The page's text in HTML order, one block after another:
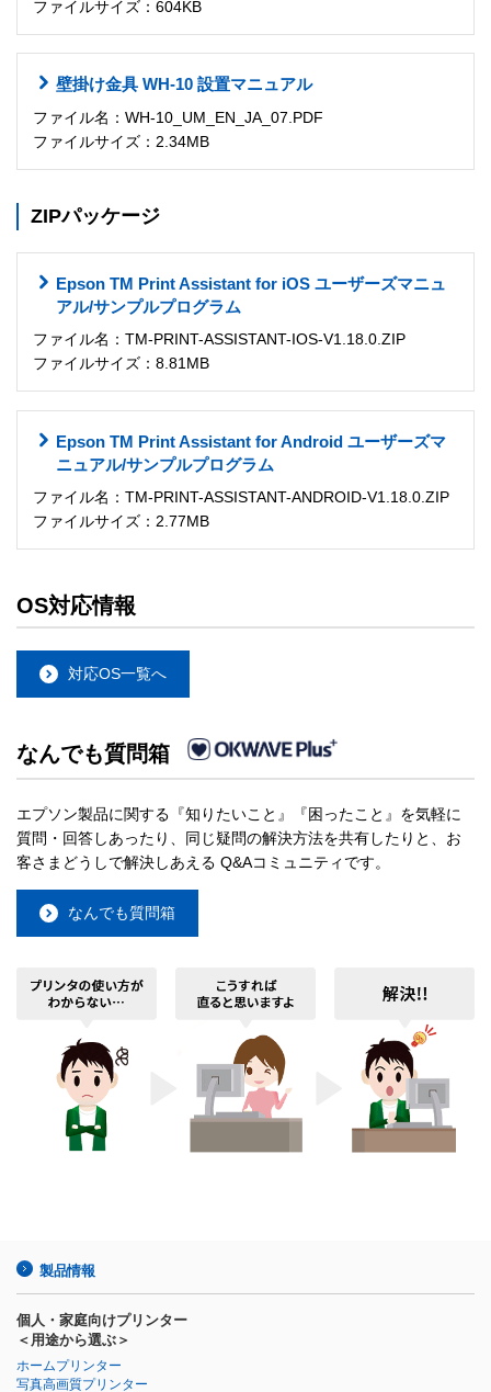
ファイルサイズ：604KB
壁掛け金具 WH-10 設置マニュアル
ファイル名：WH-10_UM_EN_JA_07.PDF
ファイルサイズ：2.34MB
ZIPパッケージ
Epson TM Print Assistant for iOS ユーザーズマニュ
アル/サンプルプログラム
ファイル名：TM-PRINT-ASSISTANT-IOS-V1.18.0.ZIP
ファイルサイズ：8.81MB
Epson TM Print Assistant for Android ユーザーズマ
ニュアル/サンプルプログラム
ファイル名：TM-PRINT-ASSISTANT-ANDROID-V1.18.0.ZIP
ファイルサイズ：2.77MB
OS対応情報
対応OS一覧へ
なんでも質問箱
エプソン製品に関する『知りたいこと』『困ったこと』を気軽に
質問・回答しあったり、同じ疑問の解決方法を共有したりと、お
客さまどうしで解決しあえる Q&Aコミュニティです。
なんでも質問箱
製品情報
個人・家庭向けプリンター
＜用途から選ぶ＞
ホームプリンター
写真高画質プリンター